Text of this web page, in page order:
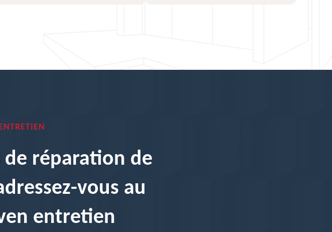
de réparation de
vous au
entretien